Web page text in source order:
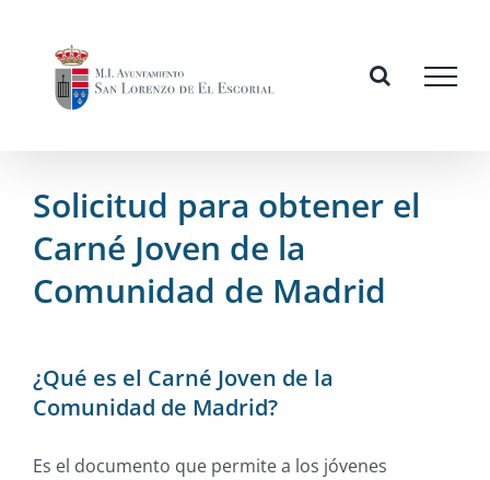
content
Solicitud para obtener el
Carné Joven de la
Comunidad de Madrid
¿Qué es el Carné Joven de la
Comunidad de Madrid?
Es el documento que permite a los jóvenes